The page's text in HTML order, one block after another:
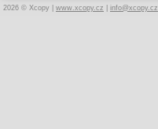
2026 © Xcopy | www.xcopy.cz info@xcopy.cz